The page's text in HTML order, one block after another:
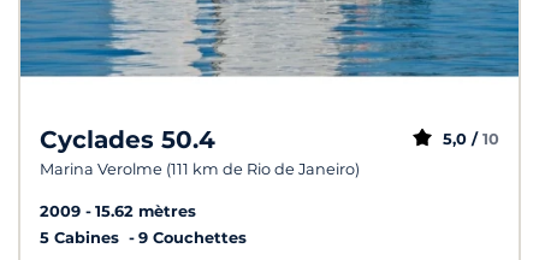
Cyclades 50.4
Marina Verolme (111 km de Rio de Janeiro)
5,0 / 10
2009
15.62 mètres
5 Cabines
9 Couchettes